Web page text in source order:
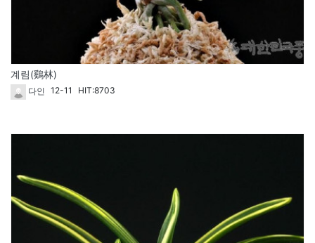
계림(鷄林)
다인 12-11 HIT:8703